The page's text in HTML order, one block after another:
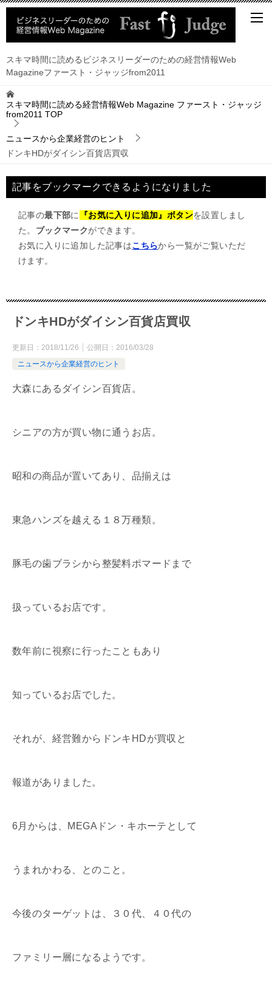
スキマ時間に読めるビジネスリーダーのための経営情報Web
Magazineファースト・ジャッジfrom2011
スキマ時間に読める経営情報Web Magazine ファースト・ジャッジ
from2011 TOP
ニュースから企業経営のヒント
ドンキHDがダイシン百貨店買収
記事をブックマークできるようになりました
記事の最下部に 『お気に入りに追加』ボタンを設置しまし
た。 ブックマークができます。
お気に入りに追加した記事はこちらから一覧がご覧いただ
けます。
ドンキHDがダイシン百貨店買収
更新日： 2018/11/26 公開日： 2016/03/28
ニュースから企業経営のヒント
大森にあるダイシン百貨店。
シニアの方が買い物に通うお店。
昭和の商品が置いてあり、品揃えは
東急ハンズを越える１８万種類。
豚毛の歯ブラシから整髪料ポマードまで
扱っているお店です。
数年前に視察に行ったこともあり
知っているお店でした。
それが、経営難からドンキHDが買収と
報道がありました。
6月からは、MEGAドン・キホーテとして
うまれかわる、とのこと。
今後のターゲットは、３０代、４０代の
ファミリー層になるようです。